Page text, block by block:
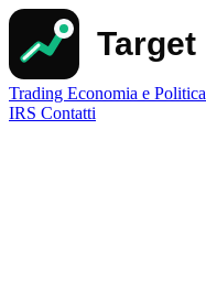
Trading Economia e Politica
IRS Contatti